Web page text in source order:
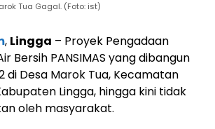
Tua Gagal. (Foto: ist)
, Lingga – Proyek Pengadaan
Bersih PANSIMAS yang dibangun
di Desa Marok Tua, Kecamatan
Lingga, hingga kini tidak
oleh masyarakat.